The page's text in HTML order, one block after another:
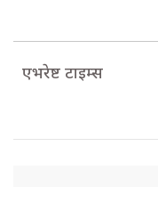
एभरेष्ट टाइम्स